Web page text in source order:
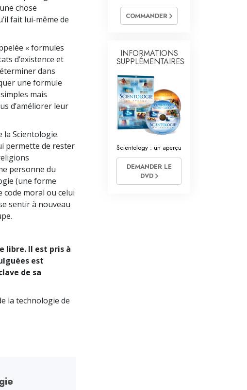
L’échelle des tons émotionnels
Réponses aux drogues
Des outils pour le monde du travail
L’éthique et les conditions
La raison de l’oppression
Les investigations
Les fondements des relations publiques
chose
fait lui-même de
« formules
d’existence et
dans
une formule
mais
d’amé­liorer leur
la Scientologie.
permette de rester
personne du
(une forme
moral ou celui
sentir à nouveau
libre. Il est pris à
est
de sa
la technologie de
COMMANDER
INFORMATIONS
SUPPLÉMENTAIRES
Scientology : un aperçu
DEMANDER LE
DVD